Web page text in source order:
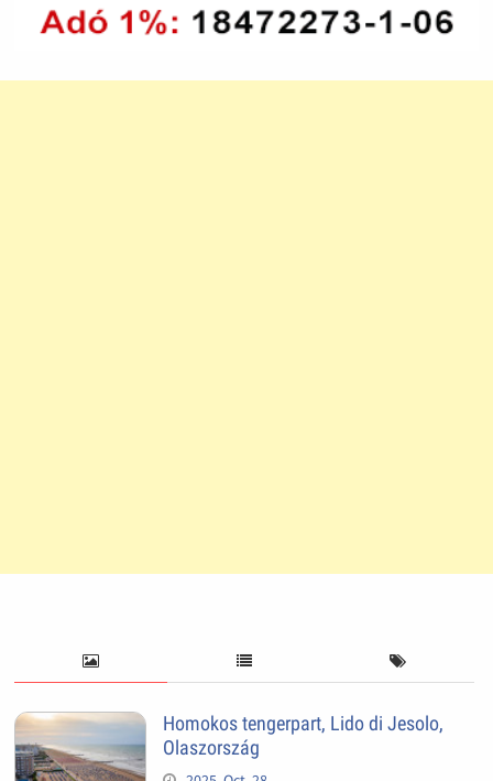
Homokos tengerpart, Lido di Jesolo,
Olaszország